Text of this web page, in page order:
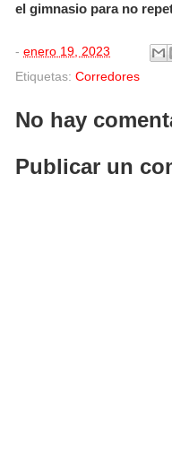
el gimnasio para no
- enero 19, 2023
Etiquetas: Corredores
No hay
Publicar un